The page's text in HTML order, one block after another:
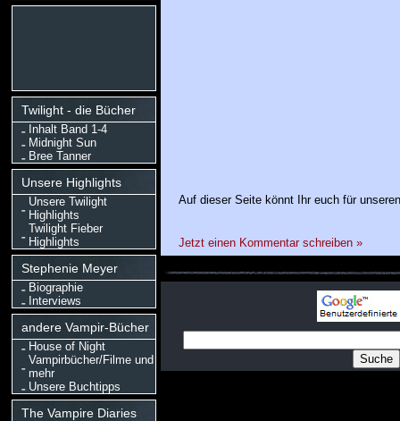
Twilight - die Bücher
Inhalt Band 1-4
Midnight Sun
Bree Tanner
Unsere Highlights
Unsere Twilight
Highlights
Twilight Fieber
Highlights
Stephenie Meyer
Biographie
Interviews
andere Vampir-Bücher
House of Night
Vampirbücher/Filme und
mehr
Unsere Buchtipps
The Vampire Diaries
Auf dieser Seite könnt Ihr euch für
Jetzt einen Kommentar schreiben »